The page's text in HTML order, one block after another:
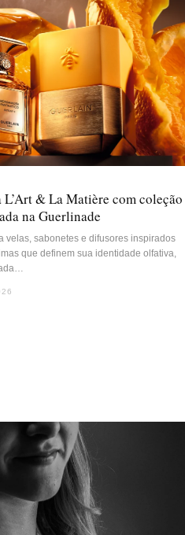
& La Matière com coleção
na Guerlinade
velas, sabonetes e difusores inspirados
que definem sua identidade olfativa,